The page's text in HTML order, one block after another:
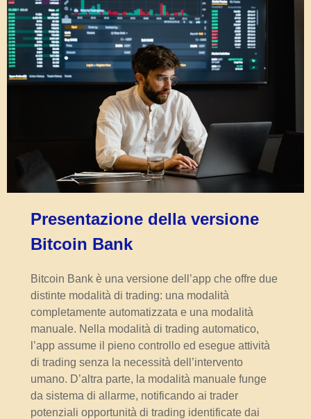
Presentazione della versione
Bitcoin Bank
Bitcoin Bank è una versione dell’app che offre due
distinte modalità di trading: una modalità
completamente automatizzata e una modalità
manuale. Nella modalità di trading automatico,
l’app assume il pieno controllo ed esegue attività
di trading senza la necessità dell’intervento
umano. D’altra parte, la modalità manuale funge
da sistema di allarme, notificando ai trader
potenziali opportunità di trading identificate dai